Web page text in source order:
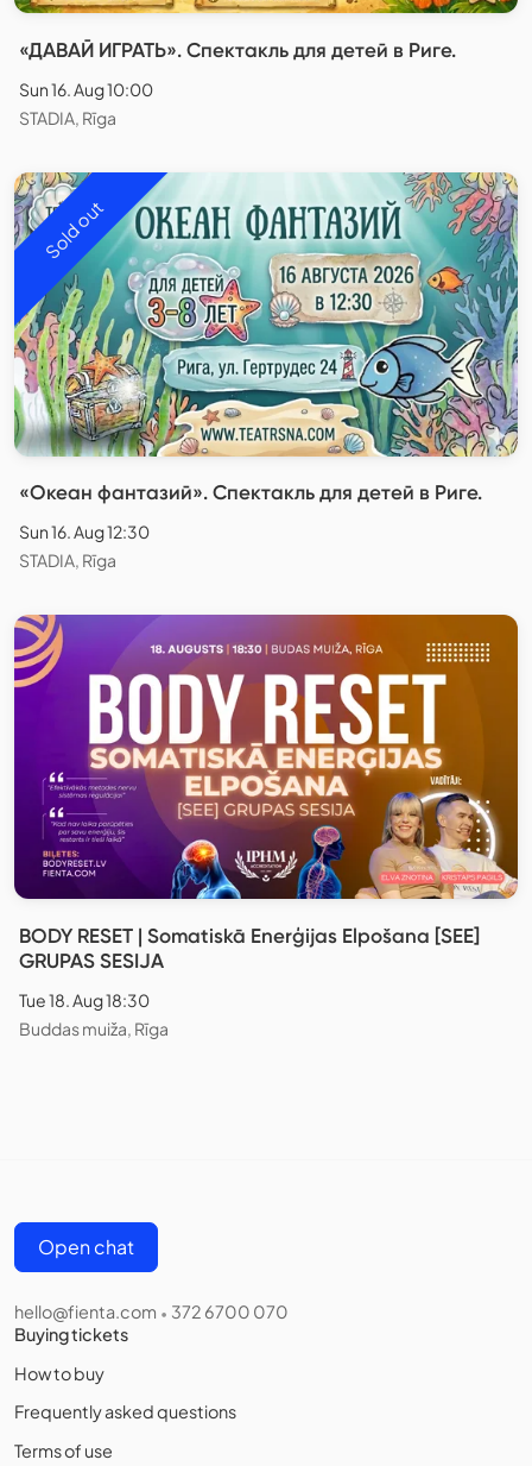
«ДАВАЙ ИГРАТЬ». Спектакль для детей в Риге.
Sun 16. Aug 10:00
STADIA, Rīga
Sold out
«Океан фантазий». Спектакль для детей в Риге.
Sun 16. Aug 12:30
STADIA, Rīga
BODY RESET | Somatiskā Enerģijas Elpošana [SEE]
GRUPAS SESIJA
Tue 18. Aug 18:30
Buddas muiža, Rīga
Open chat
hello@fienta.com • 372 6700 070
Buying tickets
How to buy
Frequently asked questions
Terms of use